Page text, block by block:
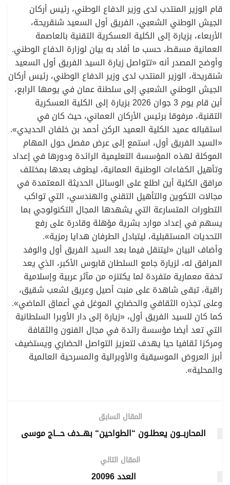
قام الوزير المنتدب لدى وزير الدفاع الوطني، رئيس أركان
الجيش الوطني الشعبي، الفريق أول السعيد شنقريحة،
الأربعاء، بزيارة إلى الكلية العسكرية التقنية بالعاصمة
العمانية مسقط، حسب ما أفاد به بيان لوزارة الدفاع الوطني.
وأوضح المصدر أنه «تتواصل زيارة السيد الفريق أول السعيد
شنقريحة، الوزير المنتدب لدى وزير الدفاع الوطني، رئيس أركان
الجيش الوطني الشعبي إلى سلطنة عمان في يومها الرابع،
أين قام يوم 3 جوان 2026 بزيارة إلى الكلية العسكرية
التقنية، مرفوقا برئيس الأركان العماني، حيث كان في
استقباله عميد الكلية العميد الركن أحمد بن خلفان الحديدي».
«السيد الفريق أول، استمع إلى عرض مفصل حول المهام
الموكلة لهذه المؤسسة التعليمية الرائدة ودورها في إعداد
وتأهيل الكفاءات الوطنية العمانية، ليطوف بعدها بمختلف
مرافق الكلية أين اطلع على الوسائل الحديثة المعتمدة في
مجالات التكوين والتأهيل التقني والهندسي، التي تواكب
التطورات المتسارعة التي يشهدها المجال التكنولوجي بما
يسهم في إعداد موارد بشرية مؤهلة وقادرة على رفع
التحديات المستقبلية، ليتبادل الطرفان هدايا رمزية».
وأضاف البيان «ليتنقل فيما بعد السيد الفريق أول والوفد
المرافق له، لزيارة جامع السلطان قابوس الأكبر، الذي يعد
تحفة معمارية متفردة لما يكتنزه من مآثر عربية وإسلامية
راقية، تبقى شاهدة على منبت أصيل وعريق لشعب شقيق،
وعلى تجذره الثقافي والحضاري الموغل في أعماق الماضي».
كما كان للسيد الفريق أول، «زيارة إلى دار الأوبرا السلطانية
التي تعد أيضا مؤسسة رائدة في مجال الفنون والثقافة
ومركزا ثقافيا حيا يهدف لتعزيز التواصل الحضاري ويستضيف
أبرز العروض الموسيقية والأوبرالية والمسرحية العالمية
والمحلية».
المقال السابق
المحاربــون يعطلـون “الطواحين“ بهــدف حـــاج موسى
المقال التالي
العدد 20096